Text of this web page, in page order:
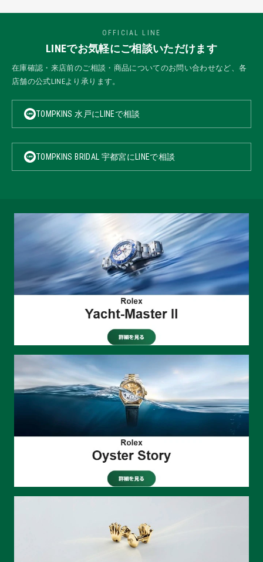
OFFICIAL LINE
LINEでお気軽にご相談いただけます
在庫確認・来店前のご相談・商品についてのお問い合わせなど、各
店舗の公式LINEより承ります。
TOMPKINS 水戸にLINEで相談
TOMPKINS BRIDAL 宇都宮にLINEで相談